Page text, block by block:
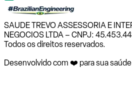
SAUDE TREVO ASSESSORIA E
NEGOCIOS LTDA – CNPJ:
Todos os direitos reservados.
Desenvolvido com ❤️ para sua saúde